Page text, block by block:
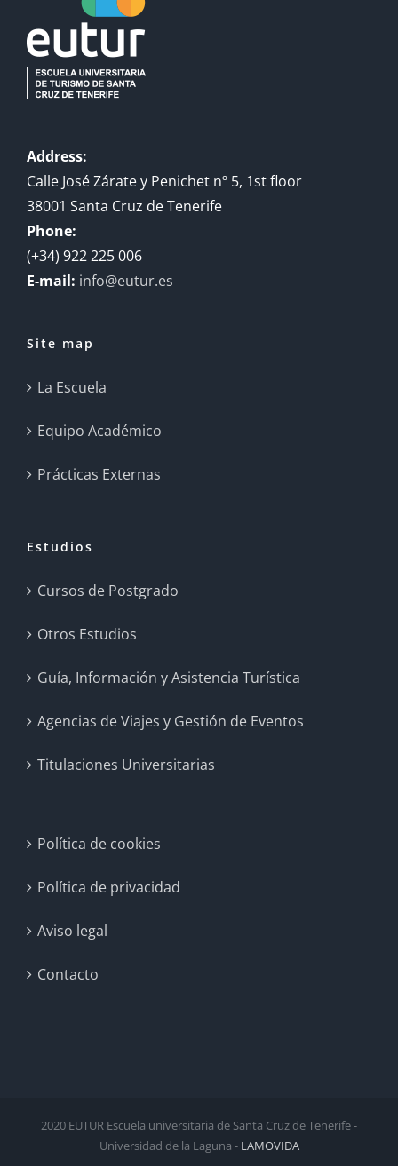
Address:
Calle José Zárate y Penichet nº 5, 1st floor
38001 Santa Cruz de Tenerife
Phone:
(+34) 922 225 006
E-mail: info@eutur.es
Site map
La Escuela
Equipo Académico
Prácticas Externas
Estudios
Cursos de Postgrado
Otros Estudios
Guía, Información y Asistencia Turística
Agencias de Viajes y Gestión de Eventos
Titulaciones Universitarias
Política de cookies
Política de privacidad
Aviso legal
Contacto
2020 EUTUR Escuela universitaria de Santa Cruz de Tenerife -
Universidad de la Laguna - LAMOVIDA